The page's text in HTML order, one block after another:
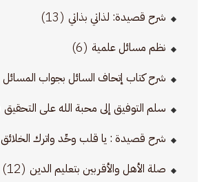
شرح قصيدة: لذاتي بذاتي (13)
نظم مسائل علمية (6)
شرح كتاب إتحاف السائل بجواب المسائل
سلم التوفيق إلى محبة الله على التحقيق
شرح قصيدة : يا قلب وحِّد واترك الخلائق
صلة الأهل والأقربين بتعليم الدين (12)